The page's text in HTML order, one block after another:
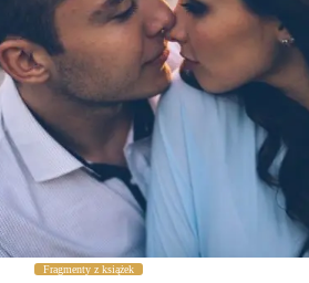
Fragmenty z książek